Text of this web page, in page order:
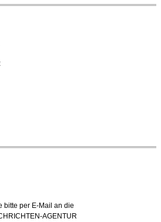
mit Bremer Musikfest-Preis
Uhr
bitte per E-Mail an die
AGENTUR